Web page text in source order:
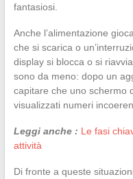
fantasiosi.
Anche l’alimentazione
che si scarica o
display si blocca o si
sono da meno: dopo un
capitare che uno schermo
visualizzati numeri
Leggi anche : Le fasi
attività
Di fronte a queste